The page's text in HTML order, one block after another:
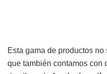
Esta gama de productos
que también contamos con